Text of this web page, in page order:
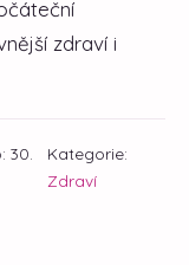
zdraví i
30.
Kategorie:
Zdraví